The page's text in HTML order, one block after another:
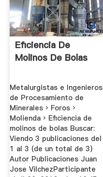
Eficiencia De
Molinos De Bolas
Metalurgistas e Ingenieros
de Procesamiento de
Minerales › Foros ›
Molienda › Eficiencia de
molinos de bolas Buscar:
Viendo 3 publicaciones del
1 al 3 (de un total de 3)
Autor Publicaciones Juan
Jose VilchezParticipante